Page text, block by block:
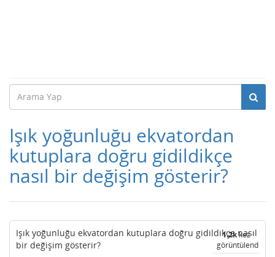
Işık yoğunluğu ekvatordan
kutuplara doğru gidildikçe
nasıl bir değişim gösterir?
1.2kkez
görüntülendi
Işık yoğunluğu ekvatordan kutuplara doğru gidildikçe nasıl
bir değişim gösterir?